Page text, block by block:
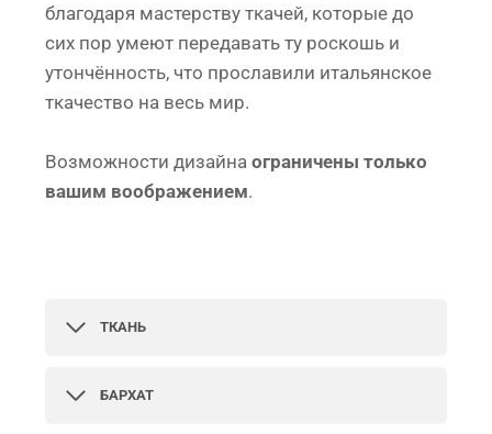
благодаря мастерству ткачей, которые до
сих пор умеют передавать ту роскошь и
утончённость, что прославили итальянское
ткачество на весь мир.
Возможности дизайна ограничены только
вашим воображением.
ТКАНЬ
БАРХАТ